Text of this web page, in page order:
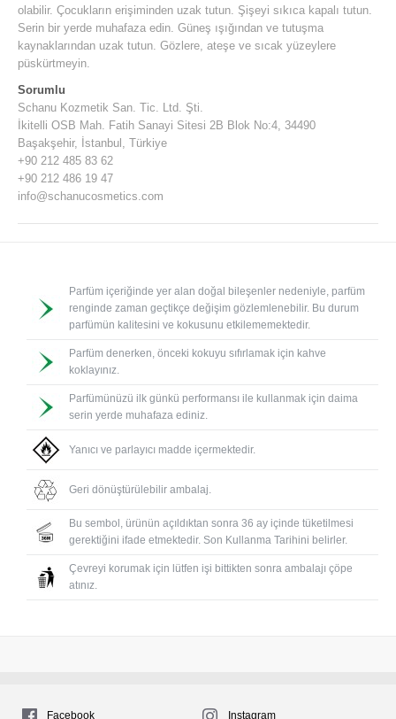
olabilir. Çocukların erişiminden uzak tutun. Şişeyi sıkıca kapalı tutun.
Serin bir yerde muhafaza edin. Güneş ışığından ve tutuşma
kaynaklarından uzak tutun. Gözlere, ateşe ve sıcak yüzeylere
püskürtmeyin.
Sorumlu
Schanu Kozmetik San. Tic. Ltd. Şti.
İkitelli OSB Mah. Fatih Sanayi Sitesi 2B Blok No:4, 34490
Başakşehir, İstanbul, Türkiye
+90 212 485 83 62
+90 212 486 19 47
info@schanucosmetics.com
Parfüm içeriğinde yer alan doğal bileşenler nedeniyle, parfüm
renginde zaman geçtikçe değişim gözlemlenebilir. Bu durum
parfümün kalitesini ve kokusunu etkilememektedir.
Parfüm denerken, önceki kokuyu sıfırlamak için kahve
koklayınız.
Parfümünüzü ilk günkü performansı ile kullanmak için daima
serin yerde muhafaza ediniz.
Yanıcı ve parlayıcı madde içermektedir.
Geri dönüştürülebilir ambalaj.
Bu sembol, ürünün açıldıktan sonra 36 ay içinde tüketilmesi
gerektiğini ifade etmektedir. Son Kullanma Tarihini belirler.
Çevreyi korumak için lütfen işi bittikten sonra ambalajı çöpe
atınız.
Facebook Instagram